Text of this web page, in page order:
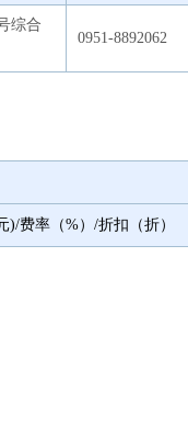
综合
0951-8892062
)/费率（%）/折扣（折）